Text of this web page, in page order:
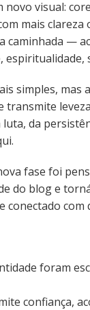
visual:
mais clareza
caminhada —
espiritualidade,
simples, mas
transmite
da
fase foi
do blog e
conectado com
foram
confiança,